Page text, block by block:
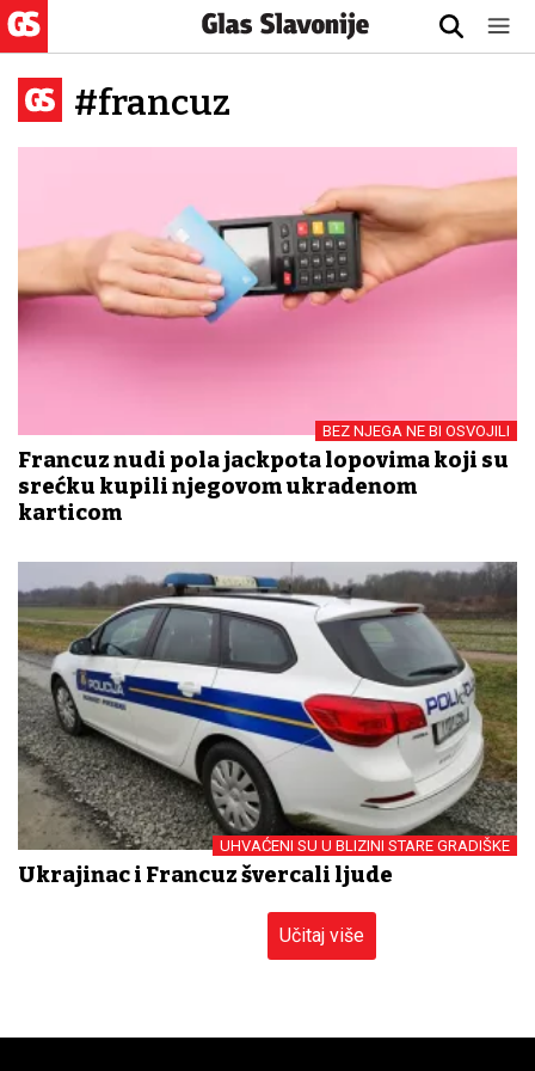
#francuz
BEZ NJEGA NE BI OSVOJILI
Francuz nudi pola jackpota lopovima koji su
srećku kupili njegovom ukradenom
karticom
UHVAĆENI SU U BLIZINI STARE GRADIŠKE
Ukrajinac i Francuz švercali ljude
Učitaj više